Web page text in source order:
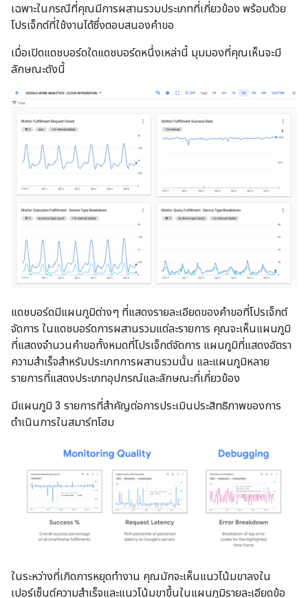
เฉพาะในกรณีที่คุณมีการผสานรวมประเภทที่เกี่ยวข้อง พร้อมด้วย
โปรเจ็กต์ที่ใช้งานได้ซึ่งตอบสนองคำขอ
เมื่อเปิดแดชบอร์ดใดแดชบอร์ดหนึ่งเหล่านี้ มุมมองที่คุณเห็นจะมี
ลักษณะดังนี้
แดชบอร์ดมีแผนภูมิต่างๆ ที่แสดงรายละเอียดของคำขอที่โปรเจ็กต์
จัดการ ในแดชบอร์ดการผสานรวมแต่ละรายการ คุณจะเห็นแผนภูมิ
ที่แสดงจำนวนคำขอทั้งหมดที่โปรเจ็กต์จัดการ แผนภูมิที่แสดงอัตรา
ความสำเร็จสำหรับประเภทการผสานรวมนั้น และแผนภูมิหลาย
รายการที่แสดงประเภทอุปกรณ์และลักษณะที่เกี่ยวข้อง
มีแผนภูมิ 3 รายการที่สำคัญต่อการประเมินประสิทธิภาพของการ
ดำเนินการในสมาร์ทโฮม
ในระหว่างที่เกิดการหยุดทำงาน คุณมักจะเห็นแนวโน้มขาลงใน
เปอร์เซ็นต์ความสำเร็จและแนวโน้มขาขึ้นในแผนภูมิรายละเอียดข้อ